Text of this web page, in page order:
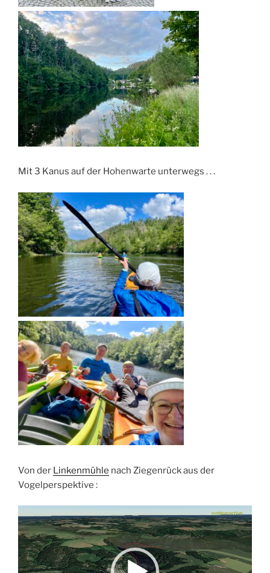
Mit 3 Kanus auf der Hohenwarte unterwegs . . .
Von der Linkenmühle nach Ziegenrück aus der
Vogelperspektive :
Player